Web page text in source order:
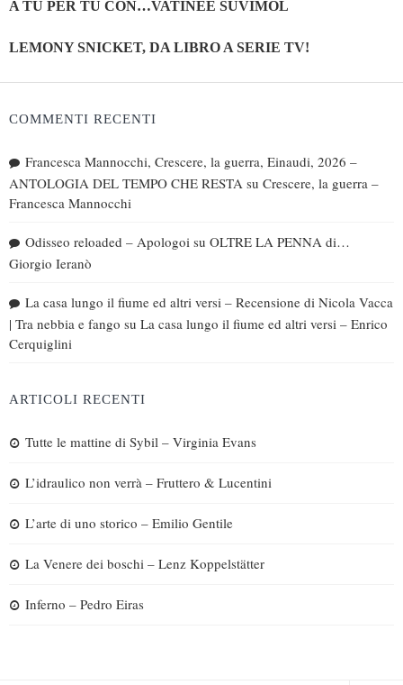
A TU PER TU CON…VATINÈE SUVIMOL
LEMONY SNICKET, DA LIBRO A SERIE TV!
COMMENTI RECENTI
Francesca Mannocchi, Crescere, la guerra, Einaudi, 2026 –
ANTOLOGIA DEL TEMPO CHE RESTA su Crescere, la guerra –
Francesca Mannocchi
Odisseo reloaded – Apologoi su OLTRE LA PENNA di…
Giorgio Ieranò
La casa lungo il fiume ed altri versi – Recensione di Nicola Vacca
| Tra nebbia e fango su La casa lungo il fiume ed altri versi – Enrico
Cerquiglini
ARTICOLI RECENTI
Tutte le mattine di Sybil – Virginia Evans
L’idraulico non verrà – Fruttero & Lucentini
L’arte di uno storico – Emilio Gentile
La Venere dei boschi – Lenz Koppelstätter
Inferno – Pedro Eiras